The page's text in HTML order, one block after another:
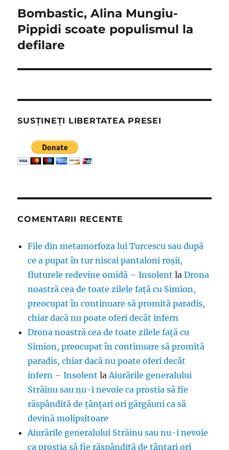
Articolul
următor:
Bombastic, Alina Mungiu-
Pippidi scoate populismul la
defilare
SUSȚINEȚI LIBERTATEA PRESEI
COMENTARII RECENTE
File din metamorfoza lui Turcescu sau după
ce a pupat în tur niscai pantaloni roșii,
fluturele redevine omidă – Insolent laDrona
noastră cea de toate zilele față cu Simion,
preocupat în continuare să promită paradis,
chiar dacă nu poate oferi decât infern
Drona noastră cea de toate zilele față cu
Simion, preocupat în continuare să promită
paradis, chiar dacă nu poate oferi decât
infern – Insolent laAiurările generalului
Străinu sau nu-i nevoie ca prostia să fie
răspândită de țânțari ori gărgăuni ca să
devină molipsitoare
Aiurările generalului Străinu sau nu-i nevoie
ca prostia să fie răspândită de țânțari ori